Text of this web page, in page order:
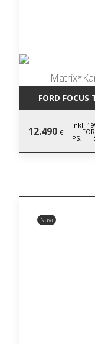
FORD
12.490 €
inkl.
PS,
Navi